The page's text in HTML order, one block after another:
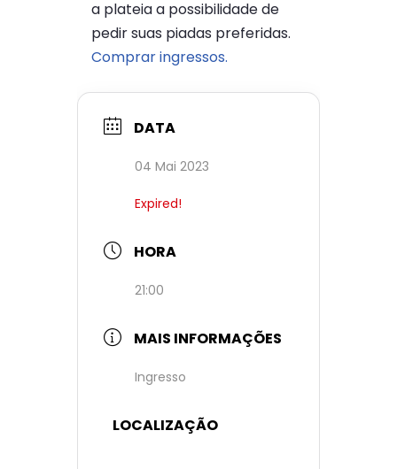
a plateia a possibilidade de
pedir suas piadas preferidas.
Comprar ingressos.
DATA
04 Mai 2023
Expired!
HORA
21:00
MAIS INFORMAÇÕES
Ingresso
LOCALIZAÇÃO